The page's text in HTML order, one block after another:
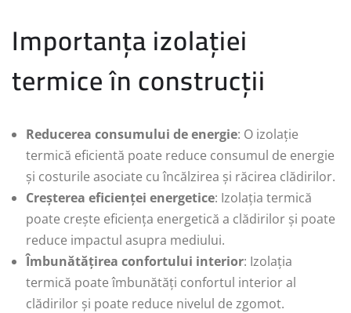
Importanța izolației
termice în construcții
Reducerea consumului de energie: O izolație
termică eficientă poate reduce consumul de energie
și costurile asociate cu încălzirea și răcirea clădirilor.
Creșterea eficienței energetice: Izolația termică
poate crește eficiența energetică a clădirilor și poate
reduce impactul asupra mediului.
Îmbunătățirea confortului interior: Izolația
termică poate îmbunătăți confortul interior al
clădirilor și poate reduce nivelul de zgomot.